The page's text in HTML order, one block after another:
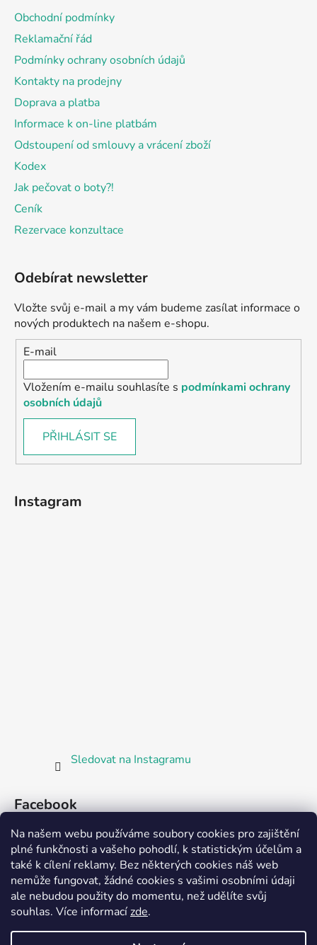
Na našem webu používáme soubory cookies pro zajištění
plné funkčnosti a vašeho pohodlí, k statistickým účelům a
také k cílení reklamy. Bez některých cookies náš web
nemůže fungovat, žádné cookies s vašimi osobními údaji
ale nebudou použity do momentu, než udělíte svůj
souhlas. Více informacízde.
Obchodní podmínky
Reklamační řád
Podmínky ochrany osobních údajů
Kontakty na prodejny
Doprava a platba
Informace k on-line platbám
Odstoupení od smlouvy a vrácení zboží
Kodex
Jak pečovat o boty?!
Ceník
Rezervace konzultace
Odebírat newsletter
Vložte svůj e-mail a my vám budeme zasílat informace o
nových produktech na našem e-shopu.
E-mail
Vložením e-mailu souhlasíte s podmínkami ochrany
osobních údajů
PŘIHLÁSIT SE
Instagram
Sledovat na Instagramu
Facebook
Partnerská prodejna Barefoot Plzeň